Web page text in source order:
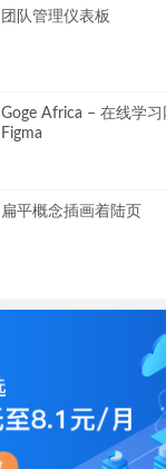
团队管理仪表板
Goge Africa – 在线学
Figma
扁平概念插画着陆页